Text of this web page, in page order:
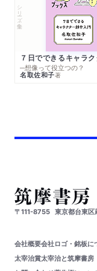
シリーズ・全集
─想像って役立つの？
名取佐和子著
〒111-8755 東京都台東
会社概要会社ロゴ・銘板に
太宰治賞太宰治と筑摩書房